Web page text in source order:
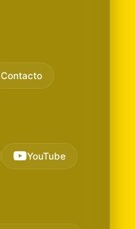
Contacto
YouTube